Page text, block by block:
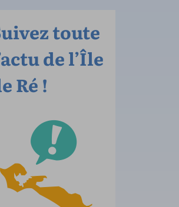
toute
de l’Île
Ré !